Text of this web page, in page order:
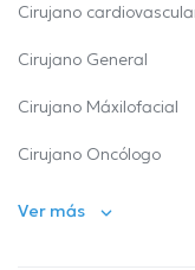
Cirujano
Cirujano General
Cirujano Máxilofacial
Cirujano Oncólogo
Ver más